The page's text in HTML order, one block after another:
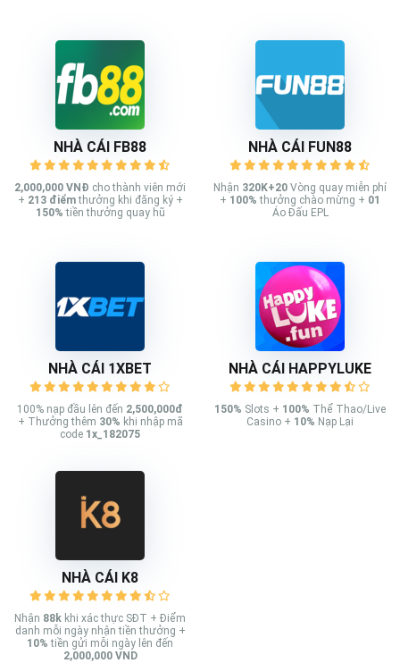
NHÀ CÁI FB88
2,000,000 VNĐ cho thành viên mới
+ 213 điểmthưởng khi đăng ký +
150% tiền thưởng quay hũ
NHÀ CÁI FUN88
Nhận 320K+20 Vòng quay miễn phí
+ 100% thưởng chào mừng + 01
Áo Đấu EPL
NHÀ CÁI 1XBET
100% nạp đầu lên đến 2,500,000đ
+ Thưởng thêm 30% khi nhập mã
code 1x_182075
NHÀ CÁI HAPPYLUKE
150% Slots + 100% Thể Thao/Live
Casino + 10% Nạp Lại
NHÀ CÁI K8
Nhận 88k khi xác thực SĐT + Điểm
danh mỗi ngày nhận tiền thưởng +
10% tiền gửi mỗi ngày lên đến
2,000,000 VND